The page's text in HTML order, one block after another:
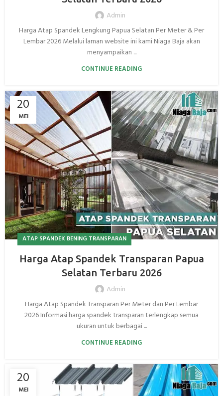
Admin
Harga Atap Spandek Lengkung Papua Selatan Per Meter & Per
Lembar 2026 Melalui laman website ini kami Niaga Baja akan
menyampaikan ...
CONTINUE READING
20
MEI
ATAP SPANDEK BENING TRANSPARAN
Harga Atap Spandek Transparan Papua
Selatan Terbaru 2026
Admin
Harga Atap Spandek Transparan Per Meter dan Per Lembar
2026 Informasi harga spandek transparan terlengkap semua
ukuran untuk berbagai ...
CONTINUE READING
20
MEI